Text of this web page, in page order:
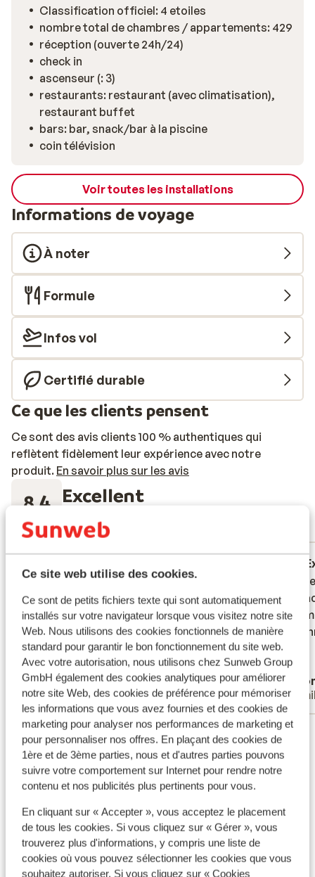
Ce site web utilise des cookies.
Ce sont de petits fichiers texte qui sont automatiquement
installés sur votre navigateur lorsque vous visitez notre site
Web. Nous utilisons des cookies fonctionnels de manière
standard pour garantir le bon fonctionnement du site web.
Avec votre autorisation, nous utilisons chez Sunweb Group
GmbH également des cookies analytiques pour améliorer
notre site Web, des cookies de préférence pour mémoriser
les informations que vous avez fournies et des cookies de
marketing pour analyser nos performances de marketing et
pour personnaliser nos offres. En plaçant des cookies de
1ère et de 3ème parties, nous et d'autres parties pouvons
suivre votre comportement sur Internet pour rendre notre
contenu et nos publicités plus pertinents pour vous.
En cliquant sur « Accepter », vous acceptez le placement
de tous les cookies. Si vous cliquez sur « Gérer », vous
trouverez plus d'informations, y compris une liste de
cookies où vous pouvez sélectionner les cookies que vous
souhaitez autoriser. Si vous cliquez sur « Cookies
Classification officiel: 4 etoiles
nombre total de chambres / appartements: 429
réception (ouverte 24h/24)
check in
ascenseur (: 3)
restaurants: restaurant (avec climatisation),
restaurant buffet
bars: bar, snack/bar à la piscine
coin télévision
Voir toutes les installations
Informations de voyage
À noter
Formule
Infos vol
Certifié durable
Ce que les clients pensent
Ce sont des avis clients 100 % authentiques qui
reflètent fidèlement leur expérience avec notre
produit. En savoir plus sur les avis
8.4 Excellent
Réservé principalement par couples
Goed hotel met uitstekende animatie en
shows en entertainment. Enig minpunt
indien je plaats wil om aanwezig te zijn aan
de avond animatie/ shows vroeg gaan eten
anders geen plaats meer.
Goed hotel met uitstekende animatie en
shows en entertainment. Enig minpunt
indien je plaats wil om aanwezig te zijn aan
de avond animatie/ shows vroeg gaan eten
anders geen plaats meer.
Traduire en français (FR)
Anonyme
Familles
Très
bon
Très
bon
Voir tous les 253 avis
Emplacement
Afficher sur la carte